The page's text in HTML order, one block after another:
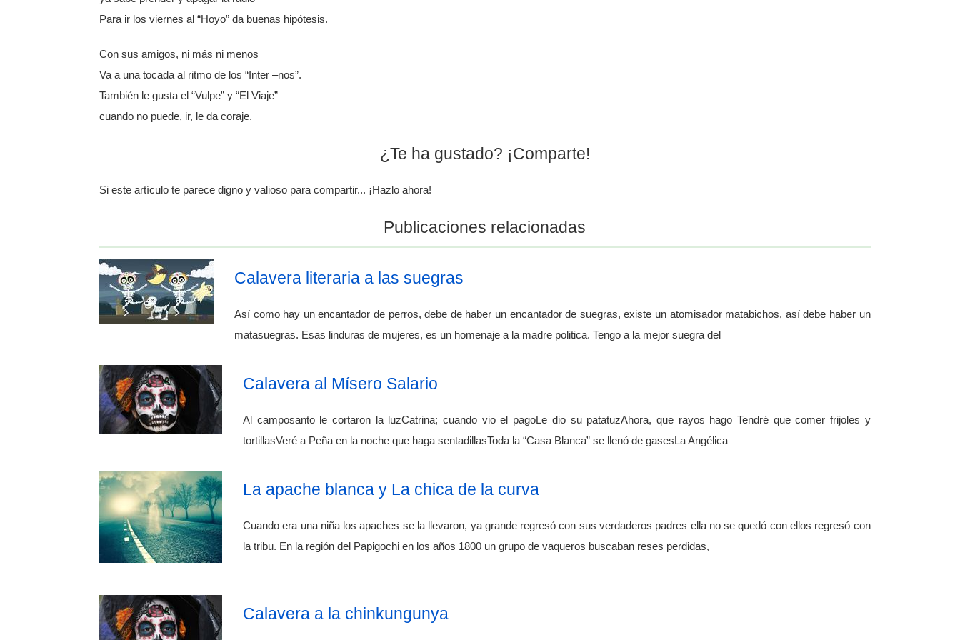
Para ir los viernes al “Hoyo” da buenas hipótesis.
Con sus amigos, ni más ni menos
Va a una tocada al ritmo de los “Inter –nos”.
También le gusta el “Vulpe” y “El Viaje”
cuando no puede, ir, le da coraje.
¿Te ha gustado? ¡Comparte!
Si este artículo te parece digno y valioso para compartir... ¡Hazlo ahora!
Publicaciones relacionadas
Calavera literaria a las suegras
Así como hay un encantador de perros, debe de haber un encantador de suegras, existe un atomisador matabichos, así debe haber un
matasuegras. Esas linduras de mujeres, es un homenaje a la madre politica. Tengo a la mejor suegra del
Calavera al Mísero Salario
Al camposanto le cortaron la luzCatrina; cuando vio el pagoLe dio su patatuzAhora, que rayos hago Tendré que comer frijoles y
tortillasVeré a Peña en la noche que haga sentadillasToda la “Casa Blanca” se llenó de gasesLa Angélica
La apache blanca y La chica de la curva
Cuando era una niña los apaches se la llevaron, ya grande regresó con sus verdaderos padres ella no se quedó con ellos regresó con
la tribu. En la región del Papigochi en los años 1800 un grupo de vaqueros buscaban reses perdidas,
Calavera a la chinkungunya